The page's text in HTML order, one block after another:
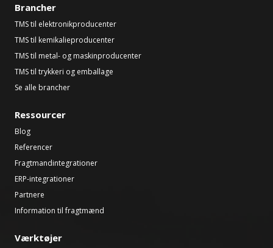
Brancher
TMS til elektronikproducenter
TMS til kemikalieproducenter
TMS til metal- og maskinproducenter
TMS til trykkeri og emballage
Se alle brancher
Ressourcer
Blog
Referencer
Fragtmandintegrationer
ERP-integrationer
Partnere
Information til fragtmænd
Værktøjer